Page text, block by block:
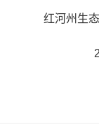
红河州生